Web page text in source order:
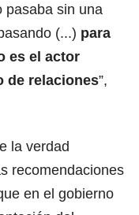
pasaba sin una
(...) para
es el actor
de relaciones”,
la verdad
recomendaciones
en el gobierno